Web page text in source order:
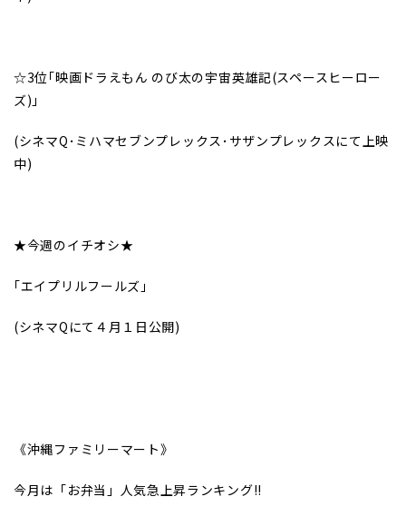
☆3位｢映画ドラえもん のび太の宇宙英雄記(スペースヒーロー
ズ)｣
(シネマQ･ミハマセブンプレックス･サザンプレックスにて上映
中)
★今週のイチオシ★
｢エイプリルフールズ｣
(シネマQにて４月１日公開)
《沖縄ファミリーマート》
今月は「お弁当」人気急上昇ランキング!!